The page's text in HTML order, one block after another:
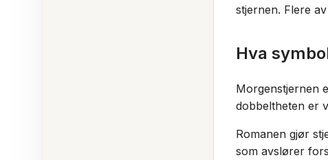
stjernen. Flere
Hva
Morgenstjernen
dobbeltheten er
Romanen gjør
som avslører